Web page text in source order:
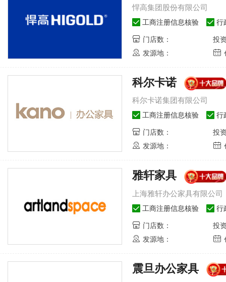
悍高集团股份有限公司
工商注册信息核验 行
门店数：
投
发源地：
科尔卡诺
科尔卡诺集团有限公司
工商注册信息核验 行
门店数：
投
发源地：
雅轩家具
上海雅轩办公家具有限公司
工商注册信息核验 行
门店数：
投
发源地：
震旦办公家具